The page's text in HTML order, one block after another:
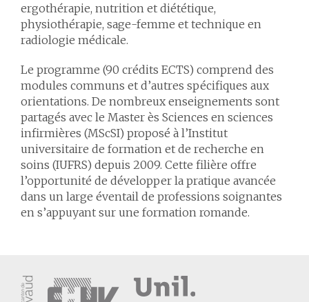
ergothérapie, nutrition et diététique,
physiothérapie, sage-femme et technique en
radiologie médicale.
Le programme (90 crédits ECTS) comprend des
modules communs et d’autres spécifiques aux
orientations. De nombreux enseignements sont
partagés avec le Master ès Sciences en sciences
infirmières (MScSI) proposé à l’Institut
universitaire de formation et de recherche en
soins (IUFRS) depuis 2009. Cette filière offre
l’opportunité de développer la pratique avancée
dans un large éventail de professions soignantes
en s’appuyant sur une formation romande.